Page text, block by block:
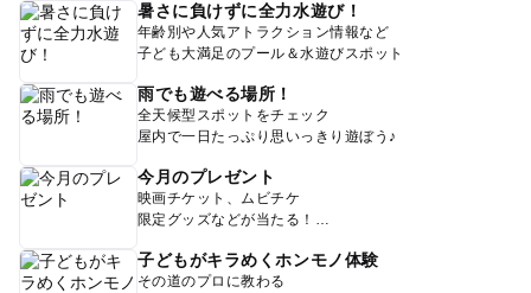
暑さに負けずに全力水遊び！
年齢別や人気アトラクション情報など
子ども大満足のプール＆水遊びスポット
雨でも遊べる場所！
全天候型スポットをチェック
屋内で一日たっぷり思いっきり遊ぼう♪
今月のプレゼント
映画チケット、ムビチケ
限定グッズなどが当たる！
子どもがキラめくホンモノ体験
その道のプロに教わる